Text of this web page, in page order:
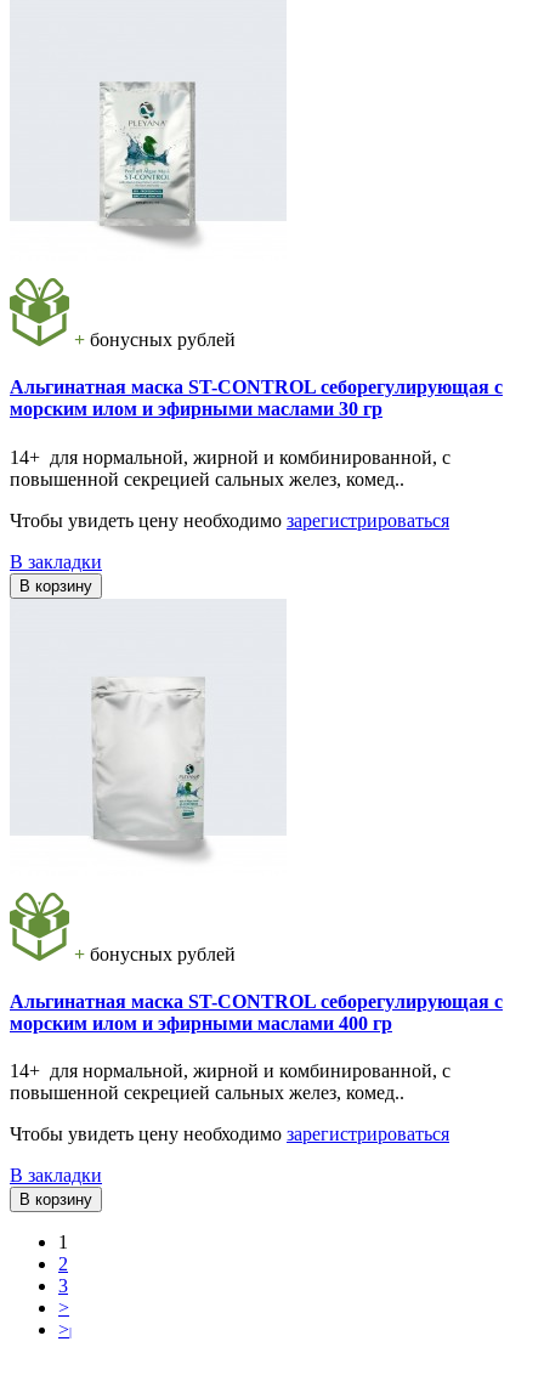
+ бонусных рублей
Альгинатная маска ST-CONTROL себорегулирующая с
морским илом и эфирными маслами 30 гр
14+ для нормальной, жирной и комбинированной, с
повышенной секрецией сальных желез, комед..
Чтобы увидеть цену необходимо зарегистрироваться
В закладки
В корзину
+ бонусных рублей
Альгинатная маска ST-CONTROL себорегулирующая с
морским илом и эфирными маслами 400 гр
14+ для нормальной, жирной и комбинированной, с
повышенной секрецией сальных желез, комед..
Чтобы увидеть цену необходимо зарегистрироваться
В закладки
В корзину
1
2
3
>
>|